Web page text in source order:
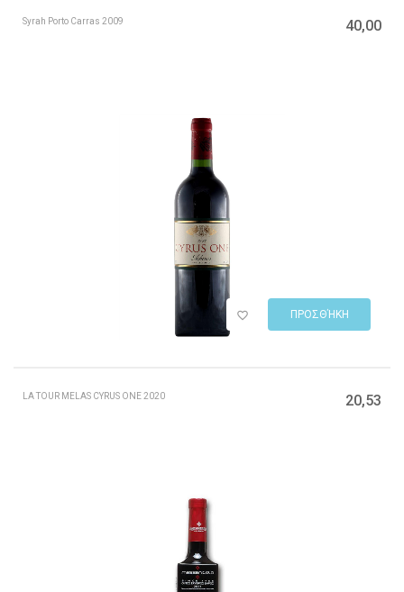
Syrah Porto Carras 2009 40,00
ΠΡΟΣΘΉΚΗ
LA TOUR MELAS CYRUS ONE 2020 20,53